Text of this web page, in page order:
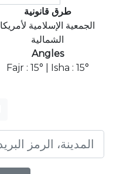
طرق قانونية
الجمعية الإسلامية لأمريكا
الشمالية
Angles
Fajr : 15° | Isha : 15°